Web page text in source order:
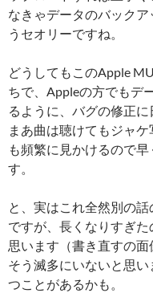
なきゃデータのバック
うセオリーですね。
どうしてもこのApple
ちで、Appleの方でもデ
るように、バグの修正に
まあ曲は聴けてもジャ
も頻繁に見かけるので
す。
と、実はこれ全然別の
ですが、長くなりすぎ
思います（書き直すの
そう滅多にいないと思
つことがあるかも。